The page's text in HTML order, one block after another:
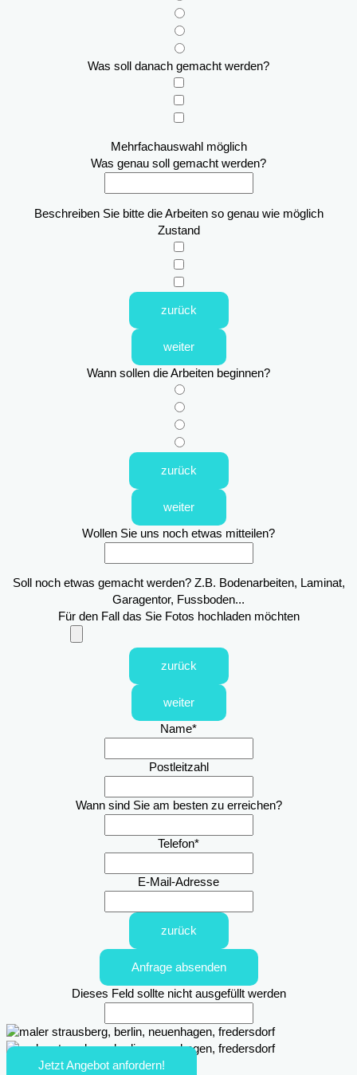
Was soll danach gemacht werden?
Mehrfachauswahl möglich
Was genau soll gemacht werden?
Beschreiben Sie bitte die Arbeiten so genau wie möglich
Zustand
zurück
weiter
Wann sollen die Arbeiten beginnen?
zurück
weiter
Wollen Sie uns noch etwas mitteilen?
Soll noch etwas gemacht werden? Z.B. Bodenarbeiten, Laminat,
Garagentor, Fussboden...
Für den Fall das Sie Fotos hochladen möchten
zurück
weiter
Name*
Postleitzahl
Wann sind Sie am besten zu erreichen?
Telefon*
E-Mail-Adresse
zurück
Anfrage absenden
Dieses Feld sollte nicht ausgefüllt werden
Jetzt Angebot anfordern!